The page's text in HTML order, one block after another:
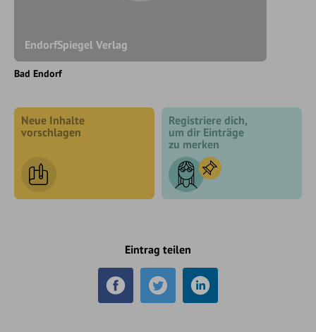
EndorfSpiegel Verlag
Bad Endorf
Neue Inhalte
vorschlagen
Registriere dich,
um dir Einträge
zu merken
Eintrag teilen